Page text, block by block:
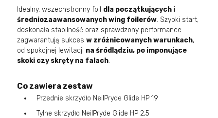
Idealny, wszechstronny foil dla początkujących i
średniozaawansowanych wing foilerów. Szybki start,
doskonała stabilność oraz sprawdzony performance
zagwarantują sukces w zróżnicowanych warunkach,
od spokojnej lewitacji na śródlądziu, po imponujące
skoki czy skręty na falach.
Co zawiera zestaw
Przednie skrzydło NeilPryde Glide HP 19
Tylne skrzydło NeilPryde Glide HP 2,5